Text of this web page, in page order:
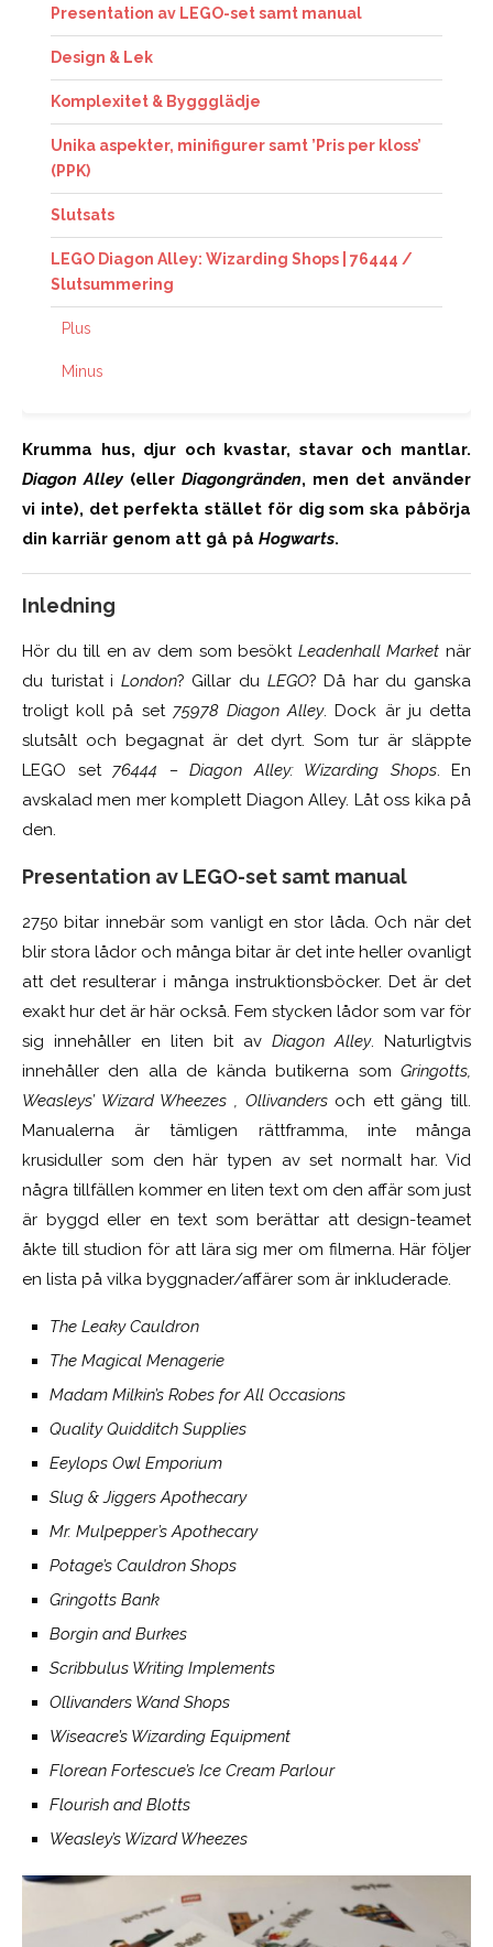
Presentation av LEGO-set samt manual
Design & Lek
Komplexitet & Byggglädje
Unika aspekter, minifigurer samt ’Pris per kloss’
(PPK)
Slutsats
LEGO Diagon Alley: Wizarding Shops | 76444 /
Slutsummering
Plus
Minus
Krumma hus, djur och kvastar, stavar och mantlar.
Diagon Alley (eller Diagongränden, men det använder
vi inte), det perfekta stället för dig som ska påbörja
din karriär genom att gå på Hogwarts.
Inledning
Hör du till en av dem som besökt Leadenhall Market när
du turistat i London? Gillar du LEGO? Då har du ganska
troligt koll på set 75978 Diagon Alley. Dock är ju detta
slutsålt och begagnat är det dyrt. Som tur är släppte
LEGO set 76444 – Diagon Alley: Wizarding Shops. En
avskalad men mer komplett Diagon Alley. Låt oss kika på
den.
Presentation av LEGO-set samt manual
2750 bitar innebär som vanligt en stor låda. Och när det
blir stora lådor och många bitar är det inte heller ovanligt
att det resulterar i många instruktionsböcker. Det är det
exakt hur det är här också. Fem stycken lådor som var för
sig innehåller en liten bit av Diagon Alley. Naturligtvis
innehåller den alla de kända butikerna som Gringotts,
Weasleys’ Wizard Wheezes , Ollivandersoch ett gäng till.
Manualerna är tämligen rättframma, inte många
krusiduller som den här typen av set normalt har. Vid
några tillfällen kommer en liten text om den affär som just
är byggd eller en text som berättar att design-teamet
åkte till studion för att lära sig mer om filmerna. Här följer
en lista på vilka byggnader/affärer som är inkluderade.
The Leaky Cauldron
The Magical Menagerie
Madam Milkin’s Robes for All Occasions
Quality Quidditch Supplies
Eeylops Owl Emporium
Slug & Jiggers Apothecary
Mr. Mulpepper’s Apothecary
Potage’s Cauldron Shops
Gringotts Bank
Borgin and Burkes
Scribbulus Writing Implements
Ollivanders Wand Shops
Wiseacre’s Wizarding Equipment
Florean Fortescue’s Ice Cream Parlour
Flourish and Blotts
Weasley’s Wizard Wheezes